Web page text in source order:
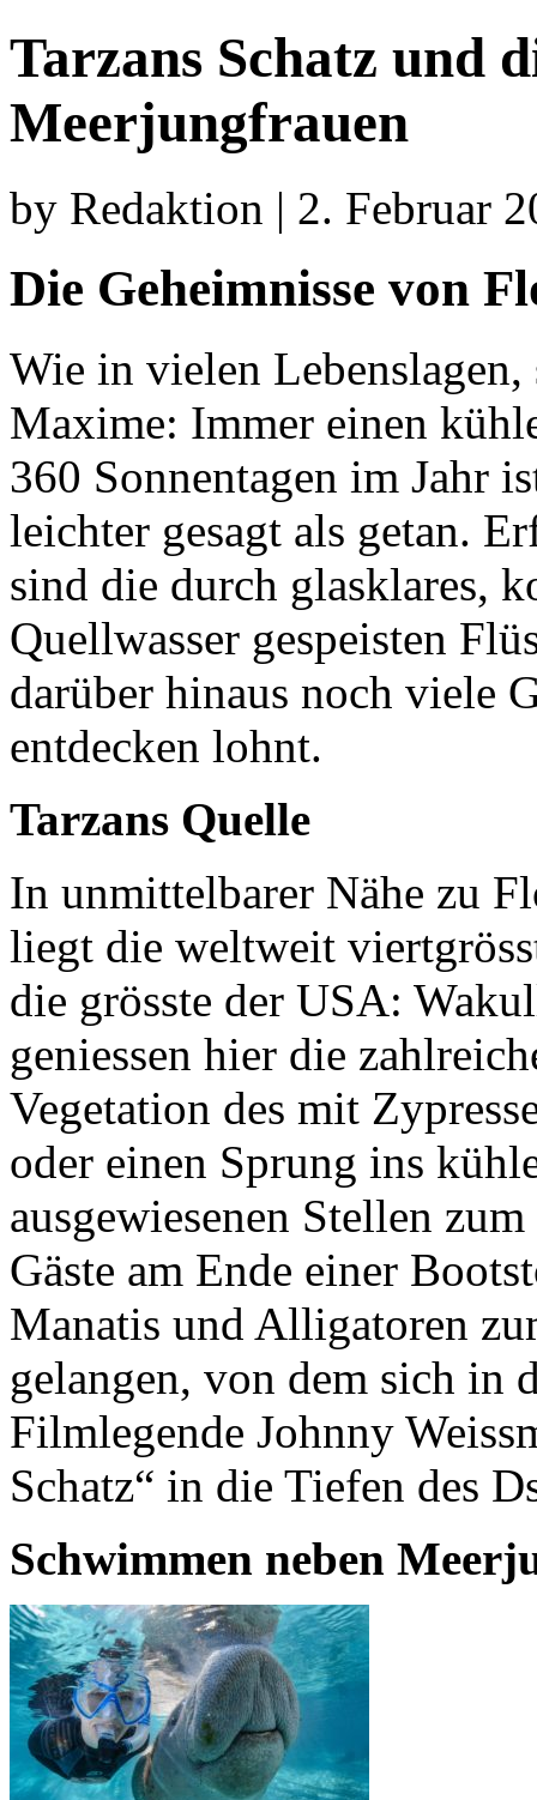
Tarzans Schatz und
Meerjungfrauen
by Redaktion | 2. Februar
Die Geheimnisse von
Wie in vielen
Maxime: Immer einen
360 Sonnentagen im Jahr
leichter gesagt als getan.
sind die durch glasklares,
Quellwasser gespeisten
darüber hinaus noch viele
entdecken lohnt.
Tarzans Quelle
In unmittelbarer Nähe zu
liegt die weltweit
die grösste der USA:
geniessen hier die
Vegetation des mit
oder einen Sprung ins
ausgewiesenen Stellen
Gäste am Ende einer
Manatis und Alligatoren
gelangen, von dem sich in
Filmlegende Johnny
Schatz“ in die Tiefen des
Schwimmen neben